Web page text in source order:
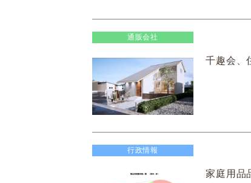
通販会社
千趣会、
行政情報
家庭用品